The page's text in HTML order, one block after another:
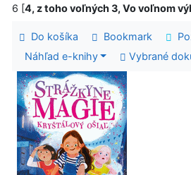
6 [4, z toho voľných 3, Vo voľnom
Do košíka Bookmark
Náhľad e-knihy
Vybrané